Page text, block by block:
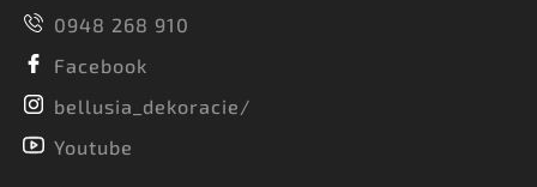
0948 268 910
Facebook
bellusia_dekoracie/
Youtube